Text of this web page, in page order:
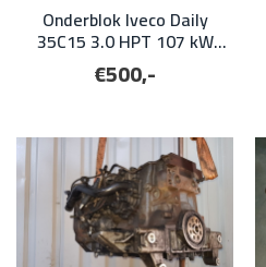
Onderblok Iveco Daily
35C15 3.0 HPT 107 kW
2009 (alleen voor
onderdelen!)
€500,-